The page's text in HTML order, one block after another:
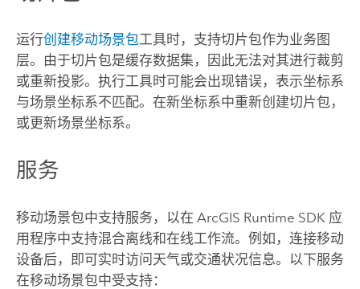
运行创建移动场景包工具时，支持切片包作为业务图
层。由于切片包是缓存数据集，因此无法对其进行裁剪
或重新投影。执行工具时可能会出现错误，表示坐标系
与场景坐标系不匹配。在新坐标系中重新创建切片包，
或更新场景坐标系。
服务
移动场景包中支持服务，以在 ArcGIS Runtime SDK 应
用程序中支持混合离线和在线工作流。例如，连接移动
设备后，即可实时访问天气或交通状况信息。以下服务
在移动场景包中受支持：